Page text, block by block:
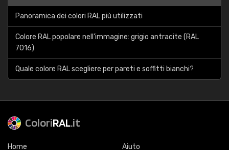
Panoramica dei colori RAL più utilizzati
Colore RAL popolare nell'immagine: grigio antracite (RAL
7016)
Quale colore RAL scegliere per pareti e soffitti bianchi?
ColoriRAL.it
Home
Aiuto